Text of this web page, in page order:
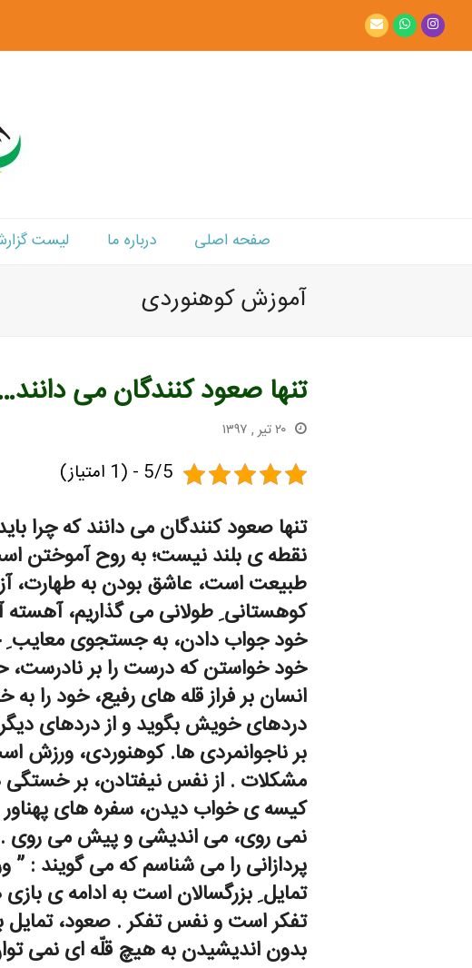
Instagram
Whatsapp
Email
صفحه اصلی درباره ما لیست
آموزش کوهنوردی
تنها صعود کنندگان می
۲۰ تیر , ۱۳۹۷
5/5 - (1 امتیاز)
تنها صعود کنندگان می دانند که
نقطه ی بلند نیست؛ به روح آموختن
طبیعت است، عاشق بودن به طهارت،
کوهستانی ِ طولانی می گذاریم،
خود جواب دادن، به جستجوی معایب
خود خواستن که درست را بر نادرست،
انسان بر فراز قله های رفیع، خود را
دردهای خویش بگوید و از دردهای
بر ناجوانمردی ها. کوهنوردی، ورزش
مشکلات . از نفس نیفتادن، بر خستگی
کیسه ی خواب دیدن، سفره های
نمی روی، می اندیشی و پیش می روی
پردازانی را می شناسم که می گویند :
تمایل ِ بزرگسالان است به ادامه ی
تفکر است و نفس تفکر . صعود، تمایل
بدون اندیشیدن به هیچ قلّه ای نمی